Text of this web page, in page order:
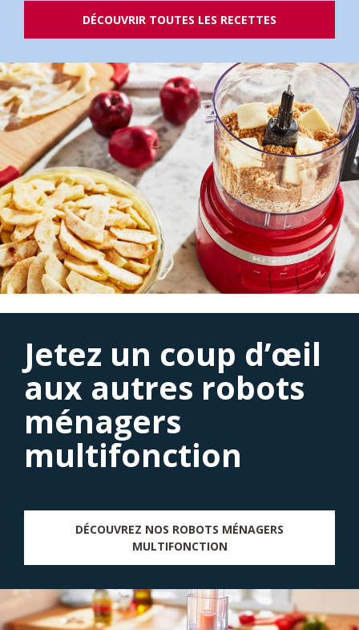
DÉCOUVRIR TOUTES LES RECETTES
Jetez un coup d’œil
aux autres robots
ménagers
multifonction
DÉCOUVREZ NOS ROBOTS MÉNAGERS
MULTIFONCTION